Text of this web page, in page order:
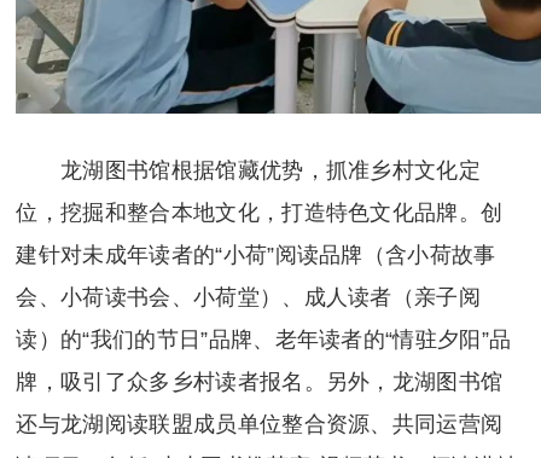
龙湖图书馆根据馆藏优势，抓准乡村文化定
位，挖掘和整合本地文化，打造特色文化品牌。创
建针对未成年读者的“小荷”阅读品牌（含小荷故事
会、小荷读书会、小荷堂）、成人读者（亲子阅
读）的“我们的节日”品牌、老年读者的“情驻夕阳”品
牌，吸引了众多乡村读者报名。另外，龙湖图书馆
还与龙湖阅读联盟成员单位整合资源、共同运营阅